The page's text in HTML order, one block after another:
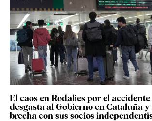
El caos en Rodalies por el
desgasta al Gobierno en Cataluña y
brecha con sus socios